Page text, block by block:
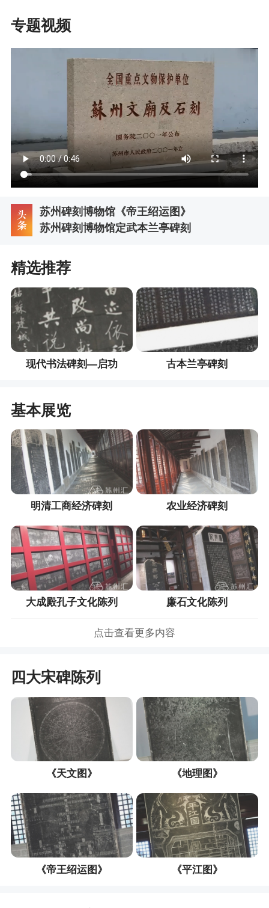
专题视频
苏州碑刻博物馆《帝王绍运图》
苏州碑刻博物馆定武本兰亭碑刻
精选推荐
现代书法碑刻—启功 古本兰亭碑刻
基本展览
明清工商经济碑刻 农业经济碑刻
大成殿孔子文化陈列 廉石文化陈列
点击查看更多内容
四大宋碑陈列
《天文图》 《地理图》
《帝王绍运图》 《平江图》